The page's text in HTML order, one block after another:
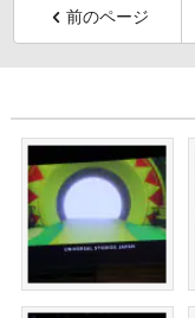
前のページ